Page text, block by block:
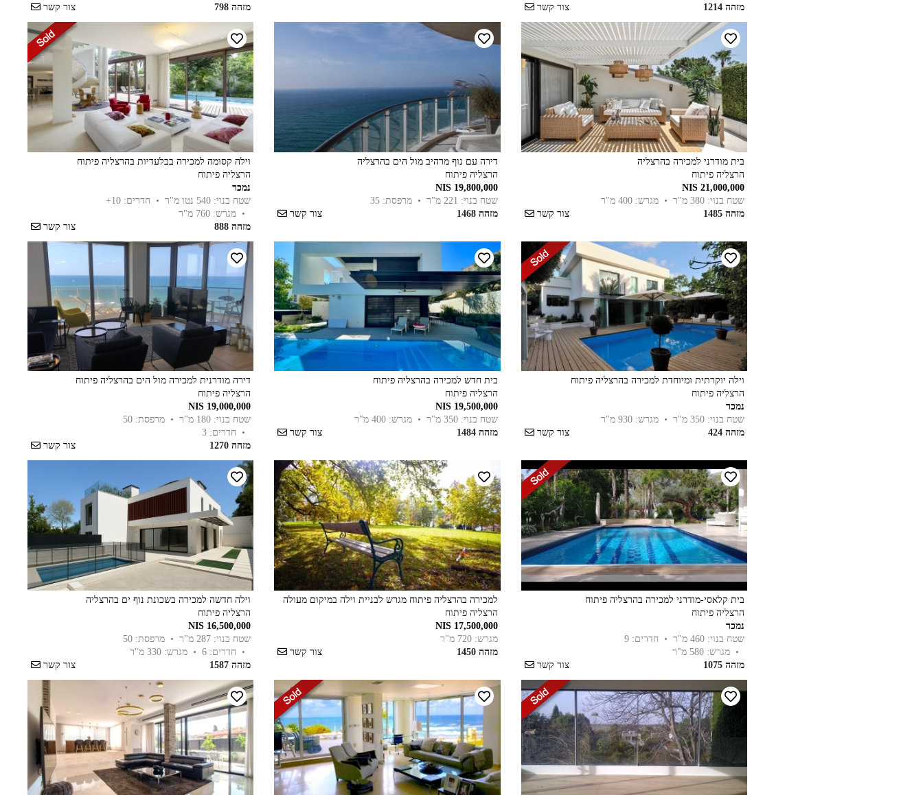
מזהה 1214
צור קשר
מזהה 798
צור קשר
בית מודרני למכירה בהרצליה
הרצליה פיתוח
21,000,000 NIS
שטח בנוי: 380 מ"ר
• מגרש: 400 מ"ר
מזהה 1485
צור קשר
דירה עם נוף מרהיב מול הים בהרצליה
הרצליה פיתוח
19,800,000 NIS
שטח בנוי: 221 מ"ר
• מרפסת: 35
מזהה 1468
צור קשר
וילה קסומה למכירה בבלעדיות בהרצליה פיתוח
הרצליה פיתוח
נמכר
שטח בנוי: 540 נטו מ"ר
• חדרים: 10+
• מגרש: 760 מ"ר
מזהה 888
צור קשר
וילה יוקרתית ומיוחדת למכירה בהרצליה פיתוח
הרצליה פיתוח
נמכר
שטח בנוי: 350 מ"ר
• מגרש: 930 מ"ר
מזהה 424
צור קשר
בית חדש למכירה בהרצליה פיתוח
הרצליה פיתוח
19,500,000 NIS
שטח בנוי: 350 מ"ר
• מגרש: 400 מ"ר
מזהה 1484
צור קשר
דירה מודרנית למכירה מול הים בהרצליה פיתוח
הרצליה פיתוח
19,000,000 NIS
שטח בנוי: 180 מ"ר
• מרפסת: 50
• חדרים: 3
מזהה 1270
צור קשר
בית קלאסי-מודרני למכירה בהרצליה פיתוח
הרצליה פיתוח
נמכר
שטח בנוי: 460 מ"ר
• חדרים: 9
• מגרש: 580 מ"ר
מזהה 1075
צור קשר
למכירה בהרצליה פיתוח מגרש לבניית וילה במיקום מעולה
הרצליה פיתוח
17,500,000 NIS
מגרש: 720 מ"ר
מזהה 1450
צור קשר
וילה חדשה למכירה בשכונת נוף ים בהרצליה
הרצליה פיתוח
16,500,000 NIS
שטח בנוי: 287 מ"ר
• מרפסת: 50
• חדרים: 6
• מגרש: 330 מ"ר
מזהה 1587
צור קשר